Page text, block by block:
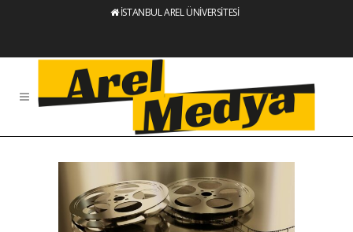
İSTANBUL AREL ÜNİVERSİTESİ